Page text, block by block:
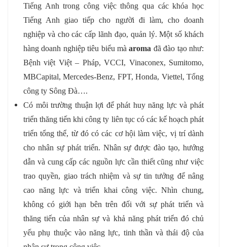
Tiếng Anh trong công việc thông qua các khóa học
Tiếng Anh giao tiếp cho người đi làm, cho doanh
nghiệp và cho các cấp lãnh đạo, quản lý. Một số khách
hàng doanh nghiệp tiêu biểu màaroma đã đào tạo như:
Bệnh việt Việt – Pháp, VCCI, Vinaconex, Sumitomo,
MBCapital, Mercedes-Benz, FPT, Honda, Viettel, Tổng
công ty Sông Đà….
Có môi trường thuận lợi để phát huy năng lực và phát
triển thăng tiến khi công ty liên tục có các kế hoạch phát
triển tổng thể, từ đó có các cơ hội làm việc, vị trí dành
cho nhân sự phát triển. Nhân sự được đào tạo, hướng
dẫn và cung cấp các nguồn lực cần thiết cũng như việc
trao quyền, giao trách nhiệm và sự tin tưởng để nâng
cao năng lực và triển khai công việc. Nhìn chung,
không có giới hạn bên trên đối với sự phát triển và
thăng tiến của nhân sự và khả năng phát triển đó chủ
yếu phụ thuộc vào năng lực, tinh thần và thái độ của